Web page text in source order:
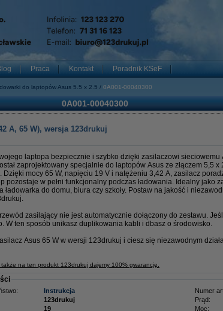
Praca Kontakt Poradnik KSeF
do laptopów Asus 5.5 x 2.5 0A001-00040300
0A001-00040300
A, 65 W), wersja 123drukuj
laptopa bezpiecznie i szybko dzięki zasilaczowi sieciowemu
zaprojektowany specjalnie do laptopów Asus ze złączem 5,5
Dzięki mocy 65 W, napięciu 19 V i natężeniu 3,42 A, zasilacz
pozostaje w pełni funkcjonalny podczas ładowania. Idealny jako
ładowarka do domu, biura czy szkoły. Postaw na jakość i
zasilający nie jest automatycznie dołączony do zestawu.
W ten sposób unikasz duplikowania kabli i dbasz o środowisko.
Asus 65 W w wersji 123drukuj i ciesz się niezawodnym
także na ten produkt 123drukuj dajemy 100% gwarancję.
Instrukcja Numer
123drukuj Prąd:
19 Moc: